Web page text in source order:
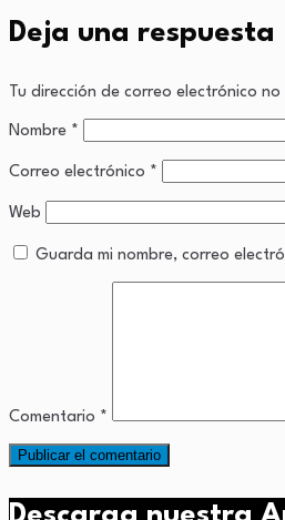
Deja una respuesta
Tu dirección de correo electrónico
Nombre *
Correo electrónico *
Web
Guarda mi nombre, correo
Comentario *